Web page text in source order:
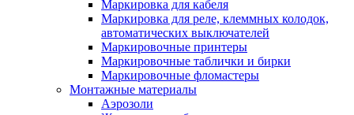
Маркировка для кабеля
Маркировка для реле, клеммных колодок,
автоматических выключателей
Маркировочные принтеры
Маркировочные таблички и бирки
Маркировочные фломастеры
Монтажные материалы
Аэрозоли